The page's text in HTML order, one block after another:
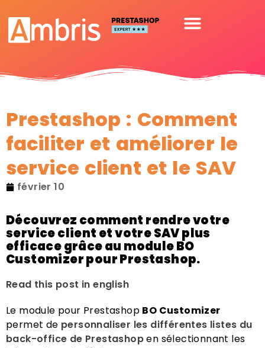
Prestashop : Comment
faciliter et améliorer le
service client et le SAV
février 10
Découvrez comment rendre votre
service client et votre SAV plus
efficace grâce au module BO
Customizer pour Prestashop.
Read this post in english
Le module pour Prestashop BO Customizer
permet de personnaliser les différentes listes du
back-office de Prestashopen sélectionnant les